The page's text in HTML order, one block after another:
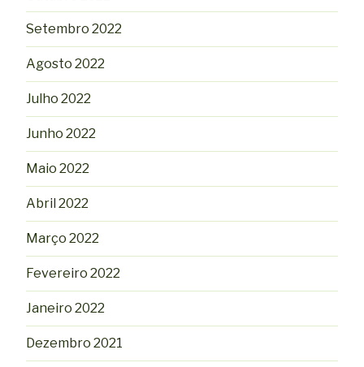
Setembro 2022
Agosto 2022
Julho 2022
Junho 2022
Maio 2022
Abril 2022
Março 2022
Fevereiro 2022
Janeiro 2022
Dezembro 2021